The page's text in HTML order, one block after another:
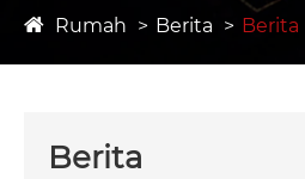
Rumah Berita Berita
Berita